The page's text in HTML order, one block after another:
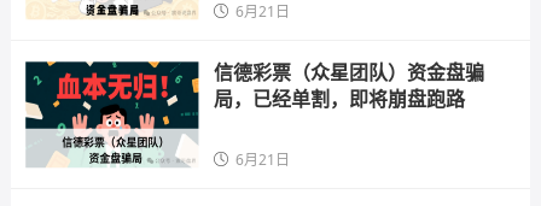
6月21日
信德彩票（众星团队）资金盘骗
局，已经单割，即将崩盘跑路
6月21日